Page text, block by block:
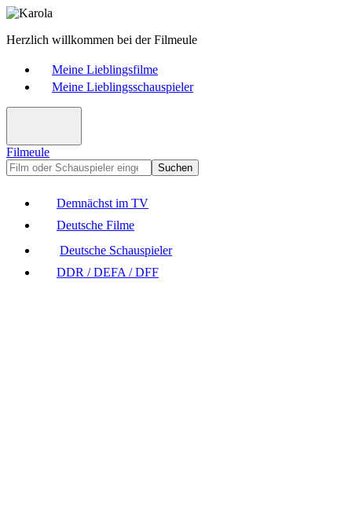
Herzlich willkommen bei der Filmeule
Meine Lieblingsfilme
Meine Lieblingsschauspieler
Filmeule
Suchen
Demnächst im TV
Deutsche Filme
Deutsche Schauspieler
DDR / DEFA / DFF